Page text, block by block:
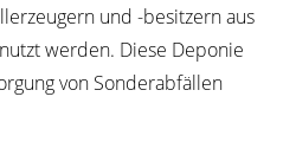
und -besitzern aus
werden. Diese Deponie
von Sonderabfällen